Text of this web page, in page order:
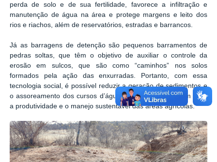
perda de solo e de sua fertilidade, favorece a infiltração e
manutenção de água na área e protege margens e leito dos
rios e riachos, além de reservatórios, estradas e barrancos.
Já as barragens de detenção são pequenos barramentos de
pedras soltas, que têm o objetivo de auxiliar o controle da
erosão em sulcos, que são como “caminhos” nos solos
formados pela ação das enxurradas. Portanto, com essa
tecnologia social, é possível reduzir a geração de sedimentos e
o assoreamento dos cursos d’água, contribuindo também para
a produtividade e o manejo sustentável das áreas agrícolas.